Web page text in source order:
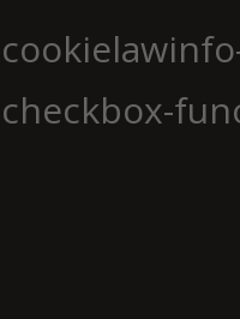
checkbox-